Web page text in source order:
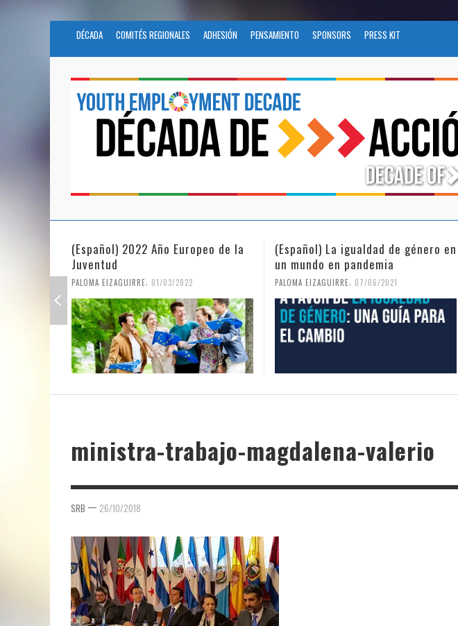
DÉCADA COMITÉS REGIONALES ADHESIÓN PENSAMIENTO SPONSORS PRESS KIT
(Español) 2022 Año Europeo de la
Juventud
PALOMA EIZAGUIRRE 01/03/2022
(Español) La igualdad de género en
un mundo en pandemia
PALOMA EIZAGUIRRE 07/06/2021
ministra-trabajo-magdalena-valerio
SRB — 26/10/2018